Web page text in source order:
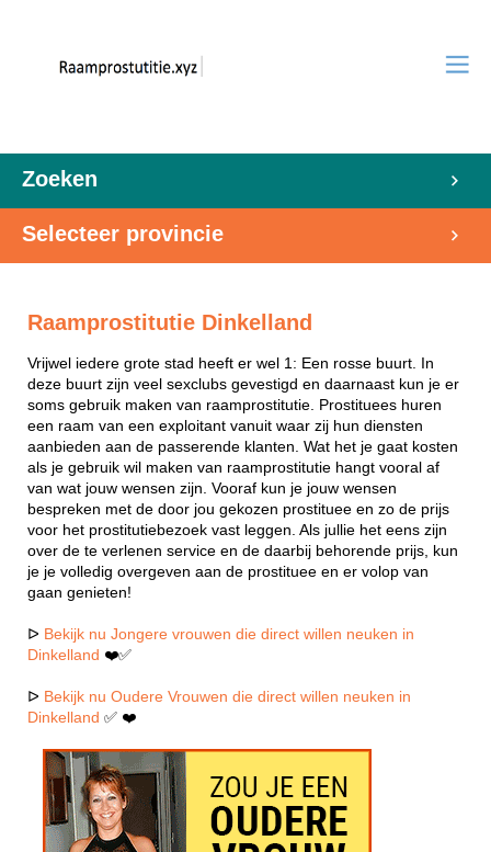
Zoeken
Selecteer provincie
Raamprostitutie Dinkelland
Vrijwel iedere grote stad heeft er wel 1: Een rosse buurt. In
deze buurt zijn veel sexclubs gevestigd en daarnaast kun je er
soms gebruik maken van raamprostitutie. Prostituees huren
een raam van een exploitant vanuit waar zij hun diensten
aanbieden aan de passerende klanten. Wat het je gaat kosten
als je gebruik wil maken van raamprostitutie hangt vooral af
van wat jouw wensen zijn. Vooraf kun je jouw wensen
bespreken met de door jou gekozen prostituee en zo de prijs
voor het prostitutiebezoek vast leggen. Als jullie het eens zijn
over de te verlenen service en de daarbij behorende prijs, kun
je je volledig overgeven aan de prostituee en er volop van
gaan genieten!
ᐅ Bekijk nu Jongere vrouwen die direct willen neuken in
Dinkelland ❤️✅
ᐅ Bekijk nu Oudere Vrouwen die direct willen neuken in
Dinkelland ✅ ❤️